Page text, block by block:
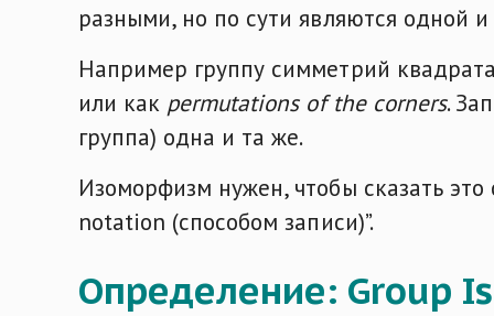
разными, но по сути являются одной
Например группу симметрий
или как permutations of the corners.
группа) одна и та же.
Изоморфизм нужен, чтобы сказать это
notation (способом записи)”.
Определение: Group